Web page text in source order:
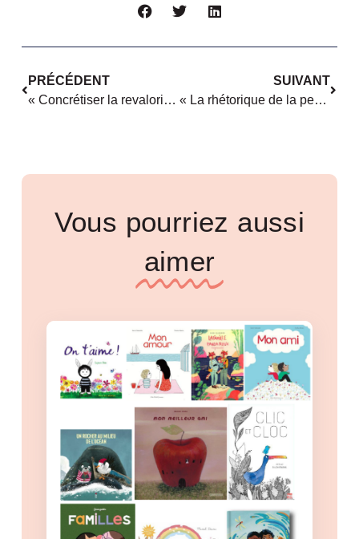
PRÉCÉDENT
« Concrétiser la revalorisation des métiers à prédominance féminine » Séverine Lemière
SUIVANT
« La rhétorique de la performance économique produit un sexisme bienveillant » Hélène Périvier
Vous pourriez aussi
aimer